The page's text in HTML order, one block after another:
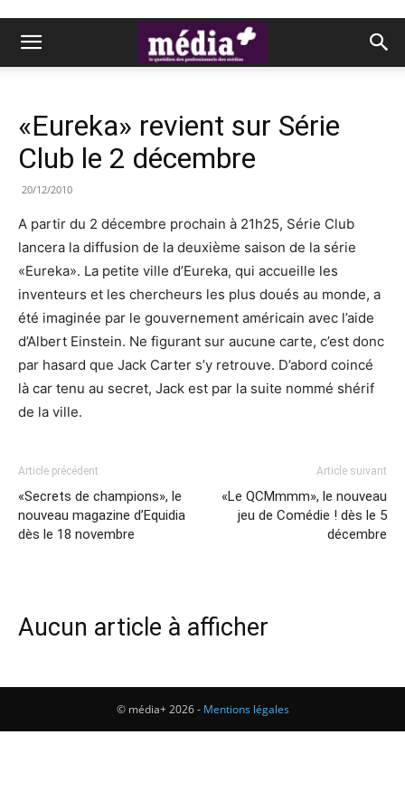
«Eureka» revient sur Série
Club le 2 décembre
20/12/2010
A partir du 2 décembre prochain à 21h25, Série Club
lancera la diffusion de la deuxième saison de la série
«Eureka». La petite ville d’Eureka, qui accueille les
inventeurs et les chercheurs les plus doués au monde, a
été imaginée par le gouvernement américain avec l’aide
d’Albert Einstein. Ne figurant sur aucune carte, c’est donc
par hasard que Jack Carter s’y retrouve. D’abord coincé
là car tenu au secret, Jack est par la suite nommé shérif
de la ville.
Article précédent
«Secrets de champions», le
nouveau magazine d’Equidia
dès le 18 novembre
Article suivant
«Le QCMmmm», le nouveau
jeu de Comédie ! dès le 5
décembre
Aucun article à afficher
© média+ 2026 - Mentions légales